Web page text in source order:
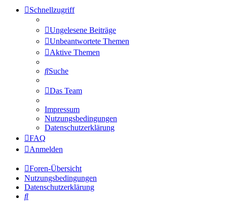
Schnellzugriff
Ungelesene Beiträge
Unbeantwortete Themen
Aktive Themen
Suche
Das Team
Impressum
Nutzungsbedingungen
Datenschutzerklärung
FAQ
Anmelden
Foren-Übersicht
Nutzungsbedingungen
Datenschutzerklärung
Suche